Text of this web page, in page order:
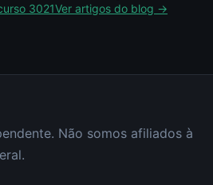
3021Ver artigos do blog →
Não somos afiliados à